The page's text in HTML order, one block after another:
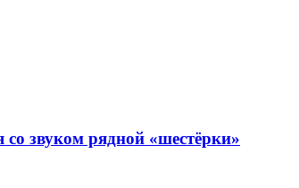
звуком рядной «шестёрки»